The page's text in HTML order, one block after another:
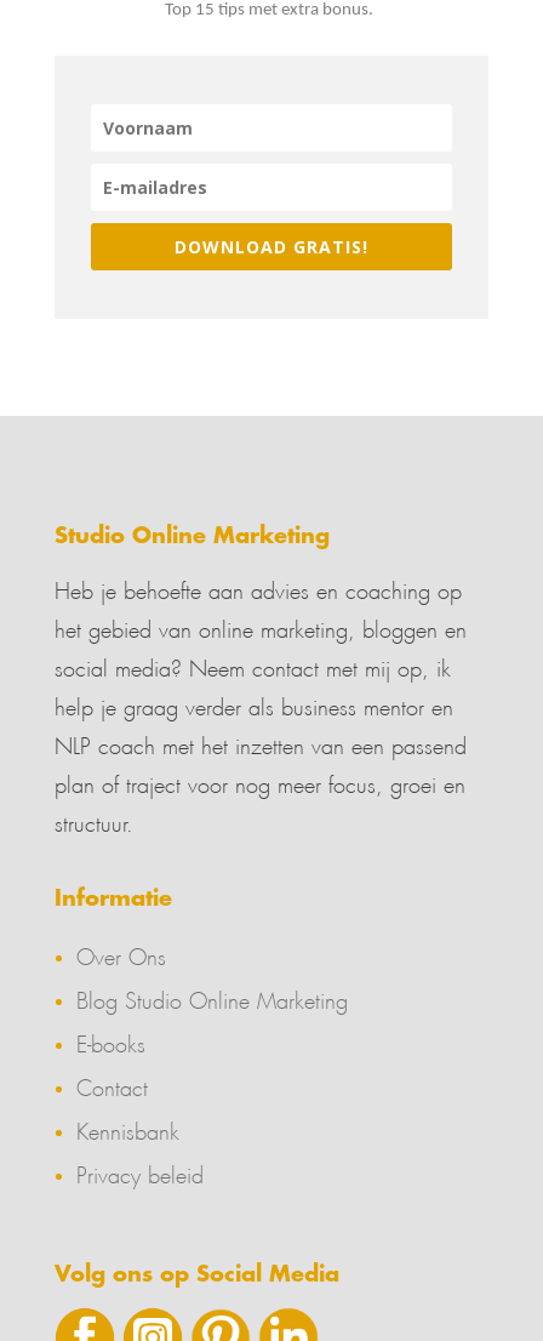
Top 15 tips met extra bonus.
DOWNLOAD GRATIS!
Studio Online Marketing
Heb je behoefte aan advies en coaching op
het gebied van online marketing, bloggen en
social media? Neem contact met mij op, ik
help je graag verder als business mentor en
NLP coach met het inzetten van een passend
plan of traject voor nog meer focus, groei en
structuur.
Informatie
Over Ons
Blog Studio Online Marketing
E-books
Contact
Kennisbank
Privacy beleid
Volg ons op Social Media